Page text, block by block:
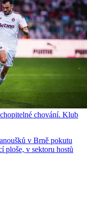
chování. Klub
v Brně pokutu
ploše, v sektoru hostů